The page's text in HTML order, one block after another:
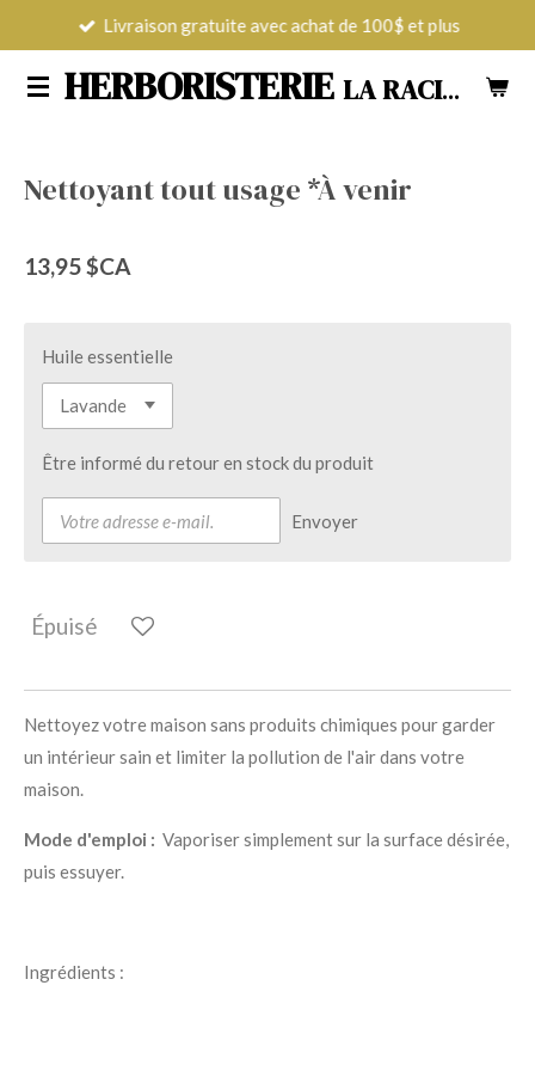
contenuHERBORISTERIE LA RACINE POUR TOUS LES MAUX
Livraison gratuite avec achat de 100$ et plus
Nettoyant tout usage *À venir
13,95 $CA
Huile essentielle
Être informé du retour en stock du produit
Envoyer
Épuisé
Nettoyez votre maison sans produits chimiques pour garder
un intérieur sain et limiter la pollution de l'air dans votre
maison.
Mode d'emploi : Vaporiser simplement sur la surface désirée,
puis essuyer.
Ingrédients :